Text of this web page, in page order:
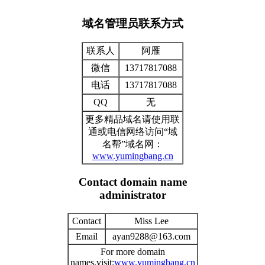
域名管理员联系方式
联系人
阿雁
微信
13717817088
电话
13717817088
QQ
无
更多精品域名请使用联
通或电信网络访问“域
名帮”域名网：
www.yumingbang.cn
Contact domain name
administrator
Contact
Miss Lee
Email
ayan9288@163.com
For more domain
names,visit:www.yumingbang.cn